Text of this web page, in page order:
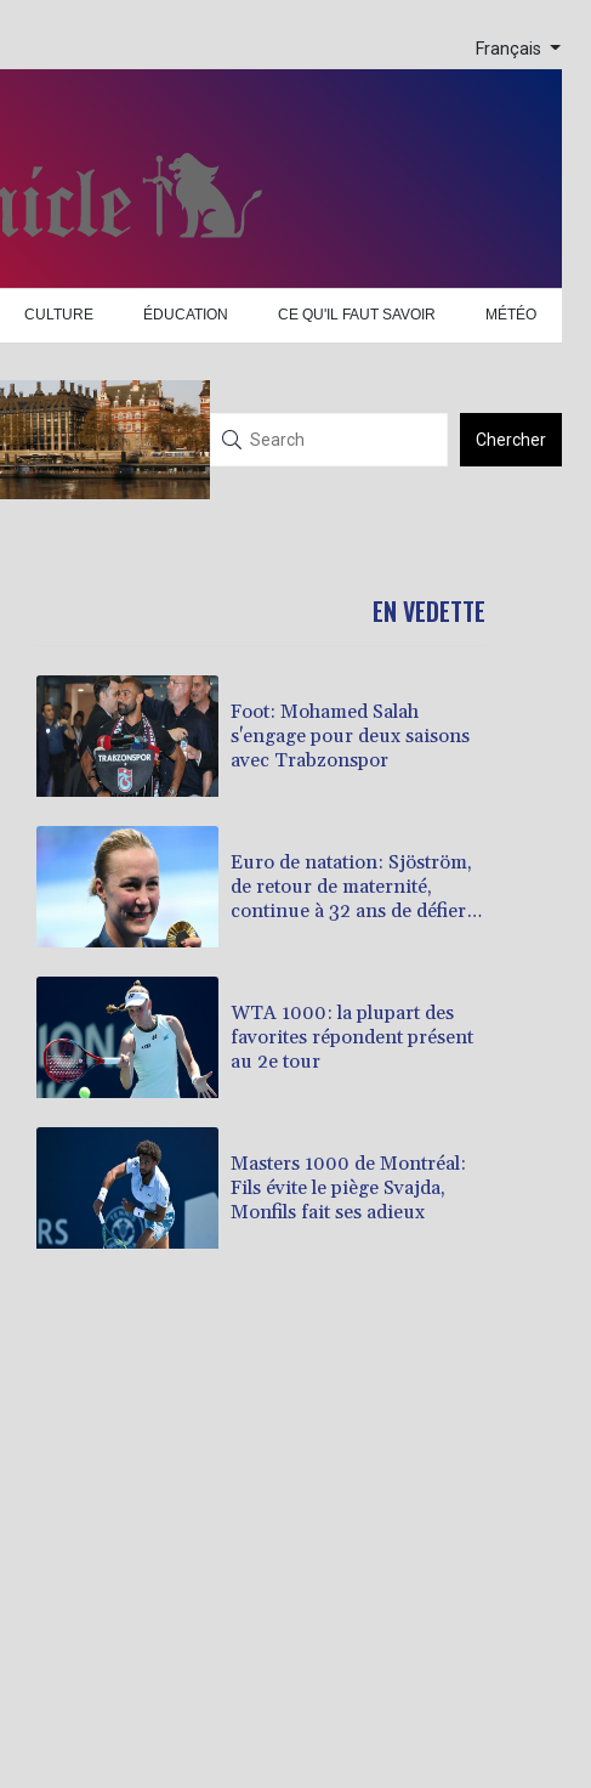
Français
CULTURE ÉDUCATION CE QU'IL FAUT SAVOIR MÉTÉO
Chercher
EN VEDETTE
Foot: Mohamed Salah
s'engage pour deux saisons
avec Trabzonspor
Euro de natation: Sjöström,
de retour de maternité,
continue à 32 ans de défier le
WTA 1000: la plupart des
favorites répondent présent
au 2e tour
Masters 1000 de Montréal:
Fils évite le piège Svajda,
Monfils fait ses adieux